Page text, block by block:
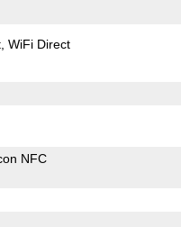
WiFi Direct
NFC